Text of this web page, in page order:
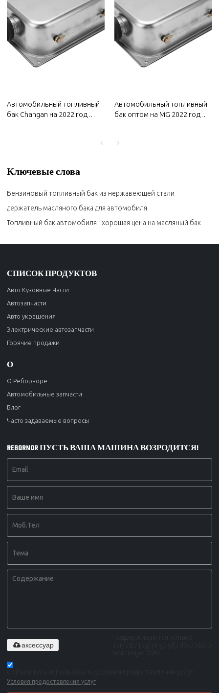
Автомобильный топливный
бак Changan на 2022 год
кузова Changan
Автомобильный топливный
бак оптом на MG 2022 года |
долговечность и простота
Ключевые слова
Бензиновый топливный бак из нержавеющей стали
держатель масляного бака для автомобиля
Топливный бак автомобиля
хорошая цена на масляный бак
СПИСОК ПРОДУКТОВ
Авто Кузовные Части
Автозапчасти
Авто украшения
Электрические автозапчасти
Горячие продажи
О
О Реборноре
Автомобильные запчасти
Блог
Часто задаваемые вопросы
REBORNOR ПУСТЬ ВАША МАШИНА ВОЗРОДИТСЯ!
аксессуар
Условия предоставления услуг